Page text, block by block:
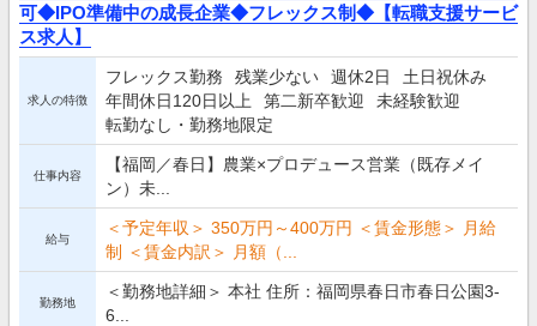
可◆IPO準備中の成長企業◆フレックス制◆【転職支援サービ
ス求人】
求人の特徴
フレックス勤務 残業少ない 週休2日
土日祝休み
年間休日120日以上
第二新卒歓迎
未経験歓迎
転勤なし・勤務地限定
仕事内容
【福岡／春日】農業×プロデュース営業（既存メイ
ン）未...
給与
＜予定年収＞ 350万円～400万円 ＜賃金形態＞ 月給
制 ＜賃金内訳＞ 月額（...
勤務地
＜勤務地詳細＞ 本社 住所：福岡県春日市春日公園3-
6...